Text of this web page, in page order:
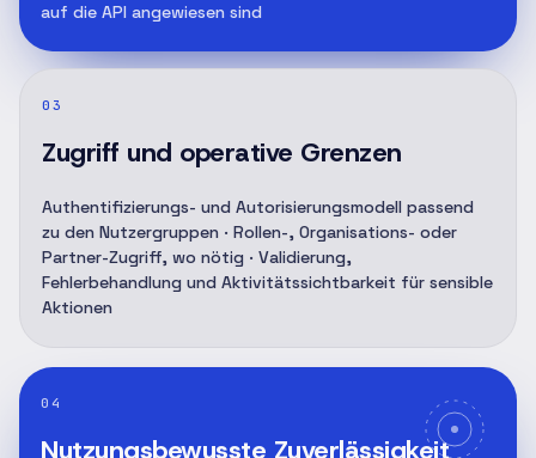
auf die API angewiesen sind
03
Zugriff und operative Grenzen
Authentifizierungs- und Autorisierungsmodell passend
zu den Nutzergruppen · Rollen-, Organisations- oder
Partner-Zugriff, wo nötig · Validierung,
Fehlerbehandlung und Aktivitätssichtbarkeit für sensible
Aktionen
04
Nutzungsbewusste Zuverlässigkeit